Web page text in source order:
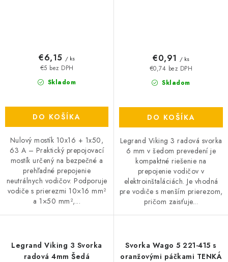
Skladom
€5 bez DPH
€6,15 / ks
DO KOŠÍKA
Nulový mostík 10x16 + 1x50,
63 A – Praktický prepojovací
mostík určený na bezpečné a
prehľadné prepojenie
neutrálnych vodičov. Podporuje
vodiče s prierezmi 10×16 mm²
a 1×50 mm²,...
Skladom
€0,74 bez DPH
€0,91 / ks
DO KOŠÍKA
Legrand Viking 3 radová svorka
6 mm v šedom prevedení je
kompaktné riešenie na
prepojenie vodičov v
elektroinštaláciách. Je vhodná
pre vodiče s menším prierezom,
pričom zaisťuje...
Legrand Viking 3 Svorka
radová 4mm Šedá
Svorka Wago 5 221-415 s
oranžovými páčkami TENKÁ